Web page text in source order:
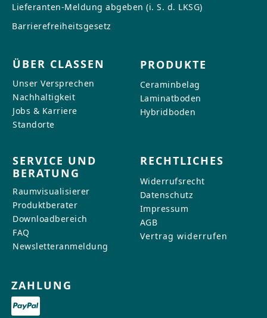
Lieferanten-Meldung abgeben (i. S. d. LKSG)
Barrierefreiheitsgesetz
ÜBER CLASSEN
Unser Versprechen
Nachhaltigkeit
Jobs & Karriere
Standorte
PRODUKTE
Ceraminbelag
Laminatboden
Hybridboden
SERVICE UND
BERATUNG
Raumvisualisierer
Produktberater
Downloadbereich
FAQ
Newsletteranmeldung
RECHTLICHES
Widerrufsrecht
Datenschutz
Impressum
AGB
Vertrag widerrufen
ZAHLUNG